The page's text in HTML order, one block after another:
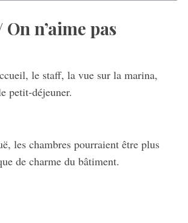
n’aime pas
le staff, la vue sur la marina,
petit-déjeuner.
les chambres pourraient être plus
de charme du bâtiment.